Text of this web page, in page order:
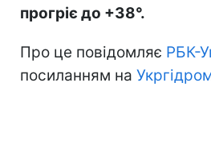
прогріє до +38°.
Про це повідомляє РБК-
посиланням на